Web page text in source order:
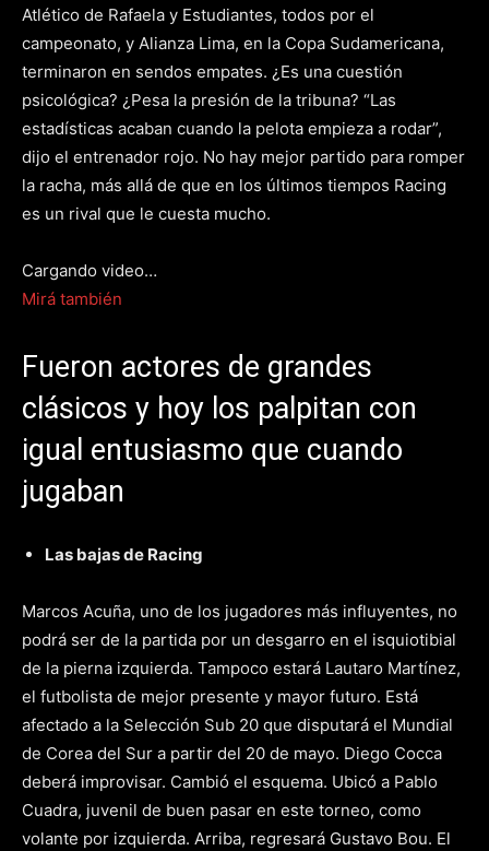
Atlético de Rafaela y Estudiantes, todos por el
campeonato, y Alianza Lima, en la Copa Sudamericana,
terminaron en sendos empates. ¿Es una cuestión
psicológica? ¿Pesa la presión de la tribuna? “Las
estadísticas acaban cuando la pelota empieza a rodar”,
dijo el entrenador rojo. No hay mejor partido para romper
la racha, más allá de que en los últimos tiempos Racing
es un rival que le cuesta mucho.
Cargando video…
Mirá también
Fueron actores de grandes
clásicos y hoy los palpitan con
igual entusiasmo que cuando
jugaban
Las bajas de Racing
Marcos Acuña, uno de los jugadores más influyentes, no
podrá ser de la partida por un desgarro en el isquiotibial
de la pierna izquierda. Tampoco estará Lautaro Martínez,
el futbolista de mejor presente y mayor futuro. Está
afectado a la Selección Sub 20 que disputará el Mundial
de Corea del Sur a partir del 20 de mayo. Diego Cocca
deberá improvisar. Cambió el esquema. Ubicó a Pablo
Cuadra, juvenil de buen pasar en este torneo, como
volante por izquierda. Arriba, regresará Gustavo Bou. El